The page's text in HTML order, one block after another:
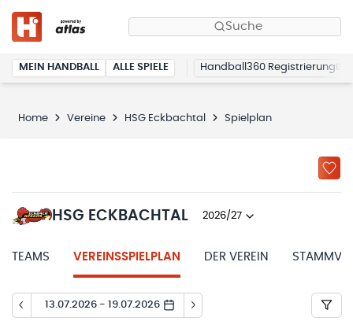
Suche
MEIN HANDBALL ALLE SPIELE Handball360 Registrierung
Home Vereine HSG Eckbachtal Spielplan
HSG ECKBACHTAL 2026/27
TEAMS VEREINSSPIELPLAN DER VEREIN
13.07.2026 - 19.07.2026